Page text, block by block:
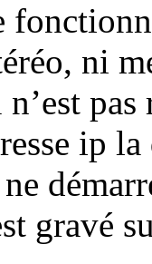
ni
ip
gravé